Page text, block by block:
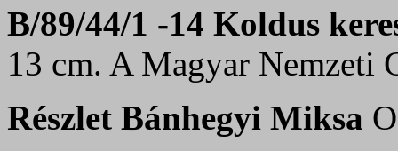
B/89/44/1 -14 Koldus
13 cm. A Magyar Nemzeti
Részlet Bánhegyi Miksa